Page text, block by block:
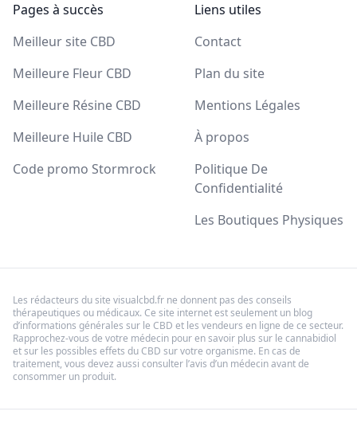
Pages à succès
Meilleur site CBD
Meilleure Fleur CBD
Meilleure Résine CBD
Meilleure Huile CBD
Code promo Stormrock
Liens utiles
Contact
Plan du site
Mentions Légales
À propos
Politique De
Confidentialité
Les Boutiques Physiques
Les rédacteurs du site visualcbd.fr ne donnent pas des conseils
thérapeutiques ou médicaux. Ce site internet est seulement un blog
d’informations générales sur le CBD et les vendeurs en ligne de ce secteur.
Rapprochez-vous de votre médecin pour en savoir plus sur le cannabidiol
et sur les possibles effets du CBD sur votre organisme. En cas de
traitement, vous devez aussi consulter l’avis d’un médecin avant de
consommer un produit.